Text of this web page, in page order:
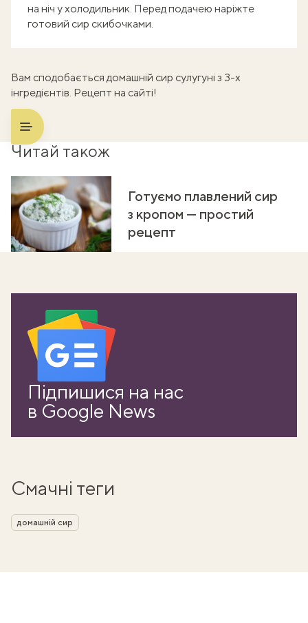
на ніч у холодильник. Перед подачею наріжте
готовий сир скибочками.
Вам сподобаєтьсядомашній сир сулугуні з 3-х
інгредієнтів. Рецепт на сайті!
Читай також
Готуємо плавлений сир
з кропом — простий
рецепт
Підпишися на нас
в Google News
Смачні теги
домашній сир